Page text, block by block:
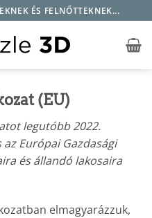
ÉS FELNŐTTEKNEK...
(EU)
legutóbb 2022.
Európai Gazdasági
és állandó lakosaira
elmagyarázzuk,